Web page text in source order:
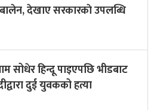
बालेन, देखाए सरकारकाे उपलब्धि
सोधेर हिन्दू पाइएपछि भीडबाट
दुई युवकको हत्या